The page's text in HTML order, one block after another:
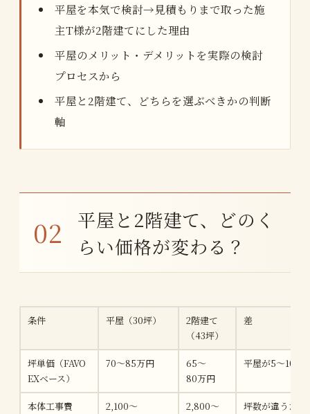
平屋を本気で検討→見積もりまで取った施
主T様が2階建てにした理由
平屋のメリット・デメリットを実際の検討
プロセスから
平屋と2階建て、どちらを選ぶべきかの判断
軸
平屋と2階建て、どのく
らい価格が変わる？
条件 平屋（30坪）
2階建て
（43坪）
差
坪単価（FAVO
EXベース）
70〜85万円
65〜
80万円
平屋が5〜10万
本体工事費
2,100〜
2,800〜
坪数が違うため